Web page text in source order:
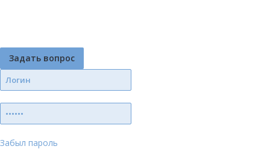
Задать вопрос
Забыл пароль